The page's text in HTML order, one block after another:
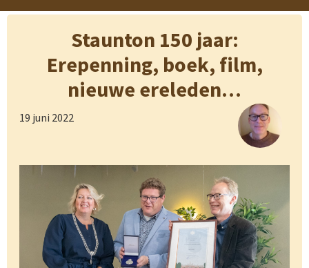
Staunton 150 jaar:
Erepenning, boek, film,
nieuwe ereleden…
19 juni 2022